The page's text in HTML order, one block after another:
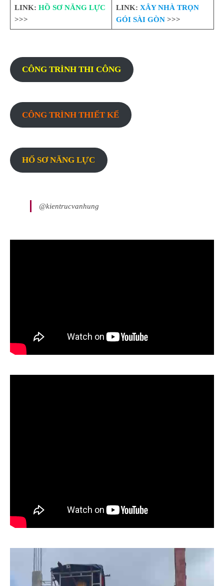
LINK: HỒ SƠ NĂNG LỰC
>>>
LINK: XÂY NHÀ TRỌN
GÓI SÀI GÒN>>>
CÔNG TRÌNH THI CÔNG
CÔNG TRÌNH THIẾT KẾ
HỐ SƠ NĂNG LỰC
@kientrucvanhung